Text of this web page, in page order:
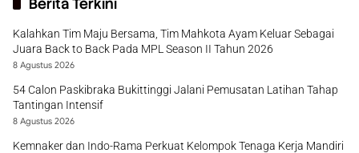
Kalahkan Tim Maju Bersama, Tim Mahkota Ayam Keluar Sebagai
Juara Back to Back Pada MPL Season II Tahun 2026
8 Agustus 2026
54 Calon Paskibraka Bukittinggi Jalani Pemusatan Latihan Tahap
Tantingan Intensif
8 Agustus 2026
Kemnaker dan Indo-Rama Perkuat Kelompok Tenaga Kerja Mandiri